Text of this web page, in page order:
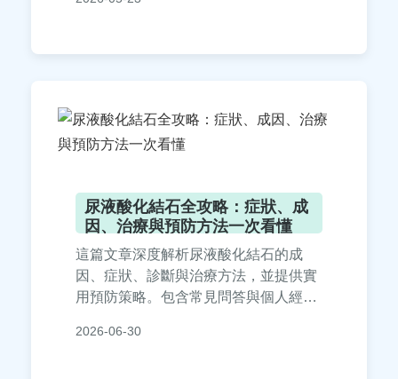
答、治療優缺點比較，以及個人經驗分
尿液酸化結石全攻略：症狀、成
因、治療與預防方法一次看懂
這篇文章深度解析尿液酸化結石的成
因、症狀、診斷與治療方法，並提供實
用預防策略。包含常見問答與個人經驗
化結石問題，避免復發。適合有相關困
2026-06-30